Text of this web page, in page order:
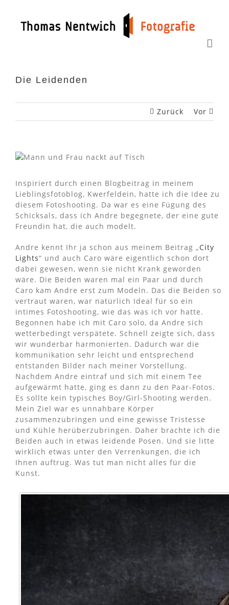
springen
Die Leidenden
Zurück Vor
Inspiriert durch einen Blogbeitrag in meinem
Lieblingsfotoblog, Kwerfeldein, hatte ich die Idee zu
diesem Fotoshooting. Da war es eine Fügung des
Schicksals, dass ich Andre begegnete, der eine gute
Freundin hat, die auch modelt.
Andre kennt Ihr ja schon aus meinem Beitrag „City
Lights“ und auch Caro wäre eigentlich schon dort
dabei gewesen, wenn sie nicht Krank geworden
wäre. Die Beiden waren mal ein Paar und durch
Caro kam Andre erst zum Modeln. Das die Beiden so
vertraut waren, war natürlich Ideal für so ein
intimes Fotoshooting, wie das was ich vor hatte.
Begonnen habe ich mit Caro solo, da Andre sich
wetterbedingt verspätete. Schnell zeigte sich, dass
wir wunderbar harmonierten. Dadurch war die
kommunikation sehr leicht und entsprechend
entstanden Bilder nach meiner Vorstellung.
Nachdem Andre eintraf und sich mit einem Tee
aufgewärmt hatte, ging es dann zu den Paar-Fotos.
Es sollte kein typisches Boy/Girl-Shooting werden.
Mein Ziel war es unnahbare Körper
zusammenzubringen und eine gewisse Tristesse
und Kühle herüberzubringen. Daher brachte ich die
Beiden auch in etwas leidende Posen. Und sie litte
wirklich etwas unter den Verrenkungen, die ich
Ihnen auftrug. Was tut man nicht alles für die
Kunst.